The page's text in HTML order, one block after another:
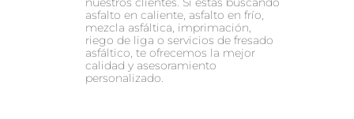
asfalto en caliente, asfalto en frío,
mezcla asfáltica, imprimación,
riego de liga o servicios de fresado
asfáltico, te ofrecemos la mejor
calidad y asesoramiento
personalizado.